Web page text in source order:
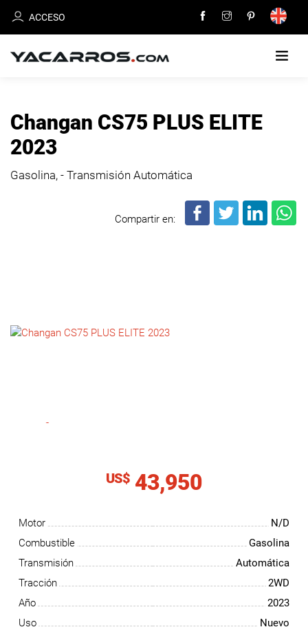
ACCESO
CARROS
EN
VENTA
Changan CS75 PLUS ELITE
2023
Gasolina, - Transmisión Automática
Compartir en:
US$ 43,950
Motor
N/D
Combustible
Gasolina
Transmisión
Automática
Tracción
2WD
Año
2023
Uso
Nuevo